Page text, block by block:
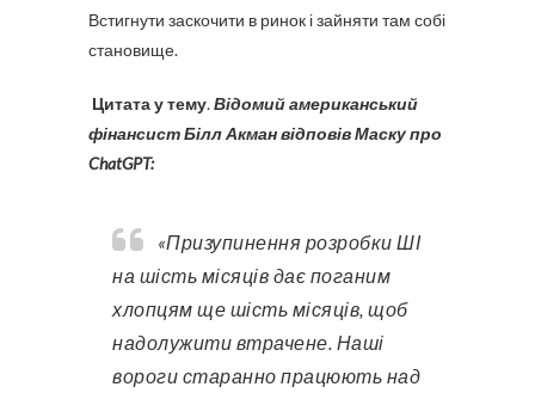
Встигнути заскочити в ринок і зайняти там собі
становище.
Цитата у тему.Відомий американський
фінансист Білл Акман відповів Маску про
ChatGPT:
«Призупинення розробки ШІ
на шість місяців дає поганим
хлопцям ще шість місяців, щоб
надолужити втрачене. Наші
вороги старанно працюють над